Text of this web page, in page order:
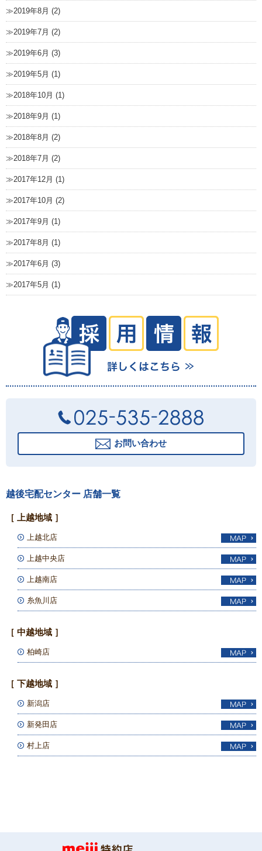
2019年8月 (2)
2019年7月 (2)
2019年6月 (3)
2019年5月 (1)
2018年10月 (1)
2018年9月 (1)
2018年8月 (2)
2018年7月 (2)
2017年12月 (1)
2017年10月 (2)
2017年9月 (1)
2017年8月 (1)
2017年6月 (3)
2017年5月 (1)
お問い合わせ
越後宅配センター 店舗一覧
［ 上越地域 ］
上越北店
上越中央店
上越南店
糸魚川店
［ 中越地域 ］
柏崎店
［ 下越地域 ］
新潟店
新発田店
村上店